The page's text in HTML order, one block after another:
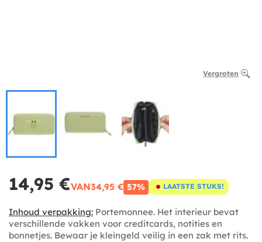
Vergroten
14,95 €VAN34,95 € 57% LAATSTE STUKS!
Inhoud verpakking: Portemonnee. Het interieur bevat
verschillende vakken voor creditcards, notities en
bonnetjes. Bewaar je kleingeld veilig in een zak met rits.